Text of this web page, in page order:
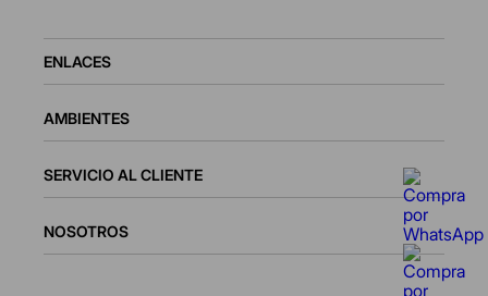
ENLACES
AMBIENTES
SERVICIO AL CLIENTE
NOSOTROS